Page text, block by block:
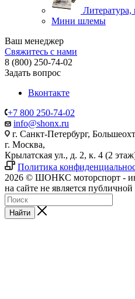
Литература,
Мини шлемы
Ваш менеджер
Свяжитесь с нами
8 (800) 250-74-02
Задать вопрос
Вконтакте
+7 800 250-74-02
info@shonx.ru
г. Санкт-Петербург,
г. Москва,
Крылатская ул., д. 2, к. 4 (2
Политика
2026 © ШОНКС моторспорт -
на сайте не является
Найти